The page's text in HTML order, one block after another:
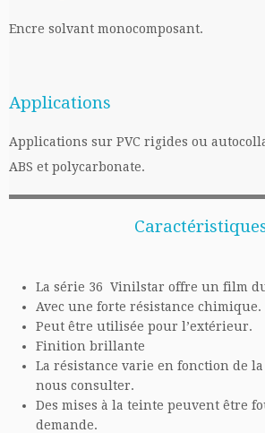
Encre solvant monocomposant.
Applications
Applications sur PVC rigides ou
ABS et polycarbonate.
La série 36 Vinilstar offre un film
Avec une forte résistance chimique.
Peut être utilisée pour l’extérieur.
Finition brillante
La résistance varie en fonction de
nous consulter.
Des mises à la teinte peuvent être
demande.